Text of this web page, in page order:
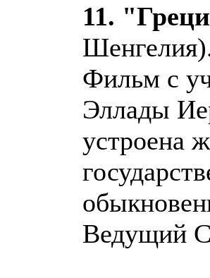
11.
Фильм с
Эллады
устроена
Ведущий